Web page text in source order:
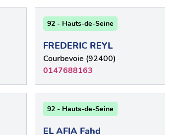
92 - Hauts-de-Seine
FREDERIC REYL
Courbevoie (92400)
0147688163
92 - Hauts-de-Seine
EL AFIA Fahd